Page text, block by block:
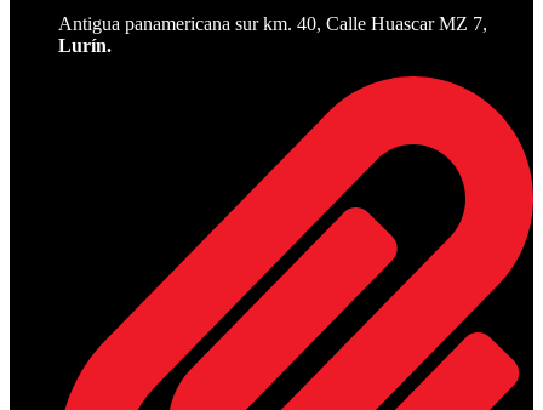
Antigua panamericana sur km. 40, Calle Huascar MZ 7,
Lurín.